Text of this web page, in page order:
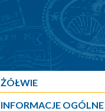
ŻÓŁWIE
INFORMACJE OGÓLNE